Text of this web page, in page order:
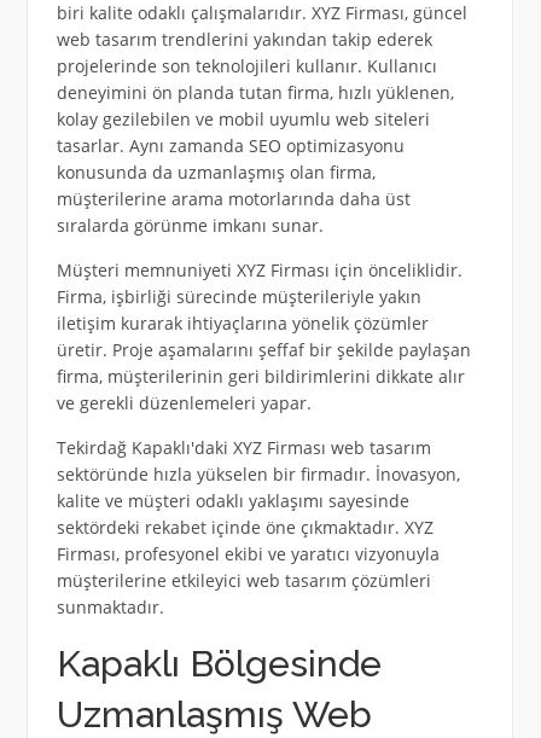
biri kalite odaklı çalışmalarıdır. XYZ Firması, güncel
web tasarım trendlerini yakından takip ederek
projelerinde son teknolojileri kullanır. Kullanıcı
deneyimini ön planda tutan firma, hızlı yüklenen,
kolay gezilebilen ve mobil uyumlu web siteleri
tasarlar. Aynı zamanda SEO optimizasyonu
konusunda da uzmanlaşmış olan firma,
müşterilerine arama motorlarında daha üst
sıralarda görünme imkanı sunar.
Müşteri memnuniyeti XYZ Firması için önceliklidir.
Firma, işbirliği sürecinde müşterileriyle yakın
iletişim kurarak ihtiyaçlarına yönelik çözümler
üretir. Proje aşamalarını şeffaf bir şekilde paylaşan
firma, müşterilerinin geri bildirimlerini dikkate alır
ve gerekli düzenlemeleri yapar.
Tekirdağ Kapaklı'daki XYZ Firması web tasarım
sektöründe hızla yükselen bir firmadır. İnovasyon,
kalite ve müşteri odaklı yaklaşımı sayesinde
sektördeki rekabet içinde öne çıkmaktadır. XYZ
Firması, profesyonel ekibi ve yaratıcı vizyonuyla
müşterilerine etkileyici web tasarım çözümleri
sunmaktadır.
Kapaklı Bölgesinde
Uzmanlaşmış Web